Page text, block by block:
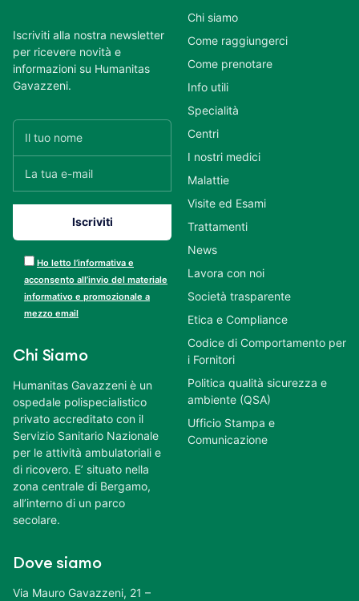
Iscriviti alla nostra newsletter
per ricevere novità e
informazioni su Humanitas
Gavazzeni.
Ho letto l’informativa e
acconsento all’invio del materiale
informativo e promozionale a
mezzo email
Chi Siamo
Humanitas Gavazzeni è un
ospedale polispecialistico
privato accreditato con il
Servizio Sanitario Nazionale
per le attività ambulatoriali e
di ricovero. E’ situato nella
zona centrale di Bergamo,
all’interno di un parco
secolare.
Dove siamo
Via Mauro Gavazzeni, 21 –
Chi siamo
Come raggiungerci
Come prenotare
Info utili
Specialità
Centri
I nostri medici
Malattie
Visite ed Esami
Trattamenti
News
Lavora con noi
Società trasparente
Etica e Compliance
Codice di Comportamento per
i Fornitori
Politica qualità sicurezza e
ambiente (QSA)
Ufficio Stampa e
Comunicazione